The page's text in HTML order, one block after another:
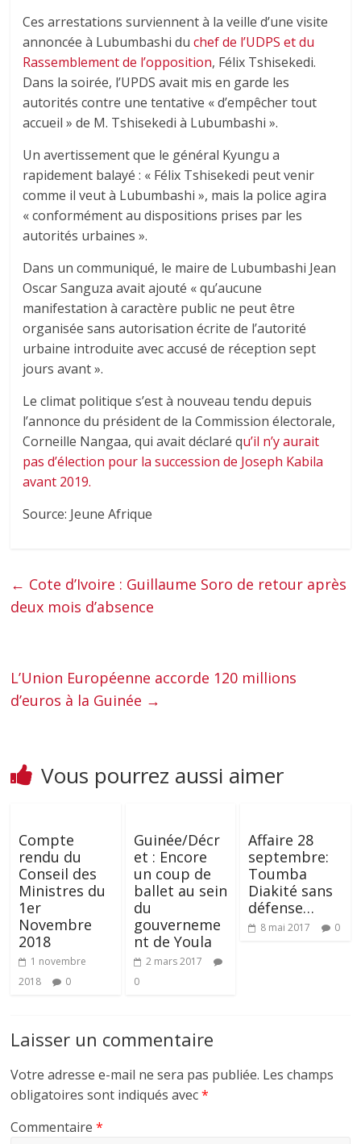
Ces arrestations surviennent à la veille d’une visite
annoncée à Lubumbashi duchef de l’UDPS et du
Rassemblement de l’opposition, Félix Tshisekedi.
Dans la soirée, l’UPDS avait mis en garde les
autorités contre une tentative « d’empêcher tout
accueil » de M. Tshisekedi à Lubumbashi ».
Un avertissement que le général Kyungu a
rapidement balayé : « Félix Tshisekedi peut venir
comme il veut à Lubumbashi », mais la police agira
« conformément au dispositions prises par les
autorités urbaines ».
Dans un communiqué, le maire de Lubumbashi Jean
Oscar Sanguza avait ajouté « qu’aucune
manifestation à caractère public ne peut être
organisée sans autorisation écrite de l’autorité
urbaine introduite avec accusé de réception sept
jours avant ».
Le climat politique s’est à nouveau tendu depuis
l’annonce du président de la Commission électorale,
Corneille Nangaa, qui avait déclaré qu’il n’y aurait
pas d’élection pour la succession de Joseph Kabila
avant 2019.
Source: Jeune Afrique
← Cote d’Ivoire : Guillaume Soro de retour après
deux mois d’absence
L’Union Européenne accorde 120 millions
d’euros à la Guinée →
Vous pourrez aussi aimer
Compte
rendu du
Conseil des
Ministres du
1er
Novembre
2018
1 novembre
2018
0
Guinée/Décr
et : Encore
un coup de
ballet au sein
du
gouverneme
nt de Youla
2 mars 2017
0
Affaire 28
septembre:
Toumba
Diakité sans
défense…
8 mai 2017 0
Laisser un commentaire
Votre adresse e-mail ne sera pas publiée. Les champs
obligatoires sont indiqués avec*
Commentaire*